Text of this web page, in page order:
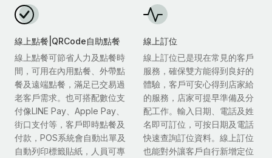
線上點餐|QRCode自助點餐
線上點餐可節省人力及點餐時
間，可用在內用點餐、外帶點
餐及遠端點餐，滿足已交易過
老客戶需求。也可搭配數位支
付像LINE Pay、Apple Pay、
街口支付等，客戶即時點餐及
付款，POS系統會自動出單及
自動列印標籤貼紙，人員可專
線上訂位
線上訂位已是現在常見的客戶
服務，確保雙方能得到良好的
體驗，客戶可安心得到店家給
的服務，店家可提早準備及分
配工作。輸入日期、電話及姓
名即可訂位，可按日期及電話
快速查詢訂位資料。線上訂位
也能對外讓客戶自行新增定位